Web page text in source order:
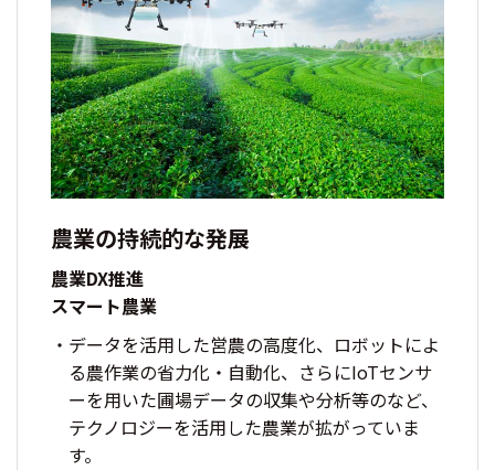
農業の持続的な発展
農業DX推進
スマート農業
データを活用した営農の高度化、ロボットによ
る農作業の省力化・自動化、さらにIoTセンサ
ーを用いた圃場データの収集や分析等のなど、
テクノロジーを活用した農業が拡がっていま
す。